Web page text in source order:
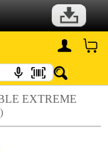
EXTREME